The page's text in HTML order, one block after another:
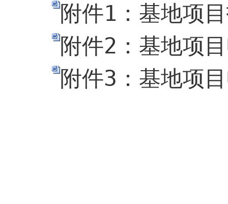
附件1：基地项
附件2：基地项
附件3：基地项